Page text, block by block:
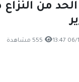
من
06/ 555 مشاهدة